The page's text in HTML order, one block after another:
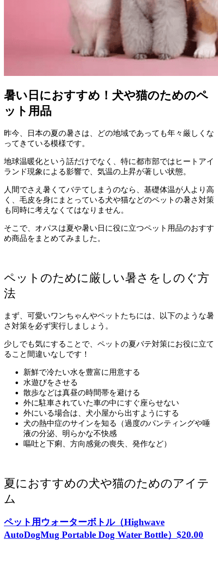
暑い日におすすめ！犬や猫のためのペ
ット用品
昨今、日本の夏の暑さは、どの地域であっても年々厳しくな
ってきている模様です。
地球温暖化という話だけでなく、特に都市部ではヒートアイ
ランド現象による影響で、気温の上昇が著しい状態。
人間でさえ暑くてバテてしまうのなら、基礎体温が人より高
く、毛皮を身にまとっている犬や猫などのペットの暑さ対策
も同時に考えなくてはなりません。
そこで、オパスは夏や暑い日に役に立つペット用品のおすす
め商品をまとめてみました。
ペットのために厳しい暑さをしのぐ方
法
まず、可愛いワンちゃんやペットたちには、以下のような暑
さ対策を必ず実行しましょう。
少しでも気にすることで、ペットの夏バテ対策にお役に立て
ること間違いなしです！
新鮮で冷たい水を豊富に用意する
水遊びをさせる
散歩などは真昼の時間帯を避ける
外に駐車されていた車の中にすぐ座らせない
外にいる場合は、犬小屋から出すようにする
犬の熱中症のサインを知る（過度のパンティングや唾
液の分泌、明らかな不快感
嘔吐と下痢、方向感覚の喪失、発作など）
夏におすすめの犬や猫のためのアイテ
ム
ペット用ウォーターボトル（Highwave
AutoDogMug Portable Dog Water Bottle）$20.00